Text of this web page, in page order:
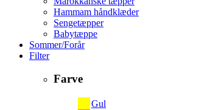
Hammam håndklæder
Sengetæpper
Babytæppe
Sommer/Forår
Filter
Farve
Gul